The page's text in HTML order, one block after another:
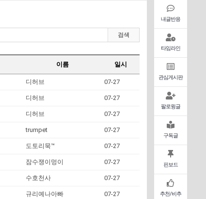
내글반응
타임라인
관심게시판
팔로윙글
구독글
핀보드
추천/비추
검색
이름 일시
디허브 07-27
디허브 07-27
디허브 07-27
trumpet 07-27
도토리묵™ 07-27
잠수쟁이멍이 07-27
수호천사 07-27
규리예나아빠 07-27